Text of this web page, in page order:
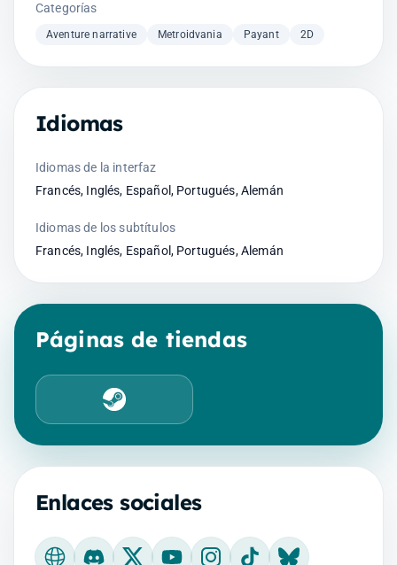
Categorías
Aventure narrative Metroidvania Payant 2D
Idiomas
Idiomas de la interfaz
Francés, Inglés, Español, Portugués, Alemán
Idiomas de los subtítulos
Francés, Inglés, Español, Portugués, Alemán
Páginas de tiendas
Steam
Enlaces sociales